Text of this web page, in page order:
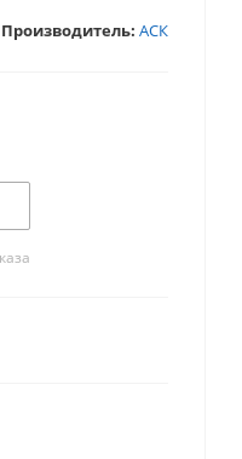
Производитель: АСК